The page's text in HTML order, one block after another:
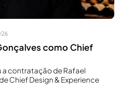
como Chief
a contratação de Rafael
Chief Design & Experience